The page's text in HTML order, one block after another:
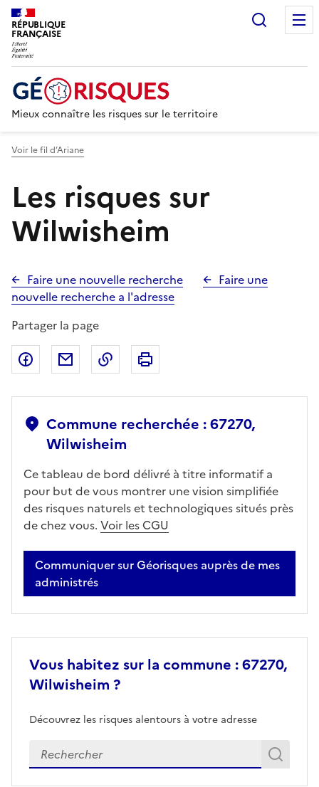
RÉPUBLIQUE
FRANÇAISE
Mieux connaître les risques sur le territoire
Voir le fil d’Ariane
Les risques sur
Wilwisheim
Faire une nouvelle recherche
Faire une
nouvelle recherche a l'adresse
Partager la page
Partager sur Facebook
Partager par emailCopier dans le presse-papier
Commune recherchée : 67270,
Wilwisheim
Ce tableau de bord délivré à titre informatif a
pour but de vous montrer une vision simplifiée
des risques naturels et technologiques situés près
de chez vous. Voir les CGU
Communiquer sur Géorisques auprès de mes
administrés
Vous habitez sur la commune : 67270,
Wilwisheim ?
Découvrez les risques alentours à votre adresse
Veuillez renseigner votre adresse exacte